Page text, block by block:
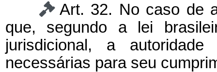
Art. 32. No caso de
que, segundo a lei
jurisdicional, a
necessárias para seu